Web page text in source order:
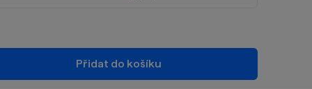
Přidat do košíku